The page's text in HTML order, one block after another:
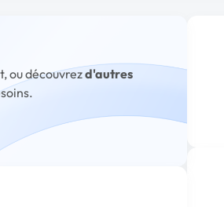
ou découvrezd'autres